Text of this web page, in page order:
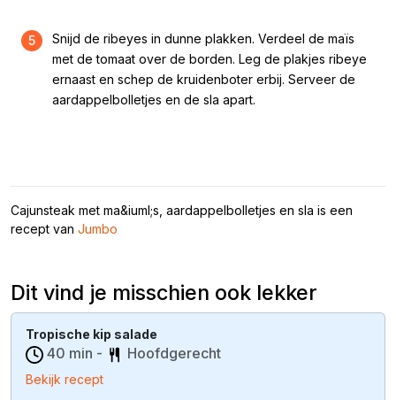
5
Snijd de ribeyes in dunne plakken. Verdeel de maïs
met de tomaat over de borden. Leg de plakjes ribeye
ernaast en schep de kruidenboter erbij. Serveer de
aardappelbolletjes en de sla apart.
Cajunsteak met ma&iuml;s, aardappelbolletjes en sla is een
recept van Jumbo
Dit vind je misschien ook lekker
Tropische kip salade
40 min - Hoofdgerecht
Bekijk recept